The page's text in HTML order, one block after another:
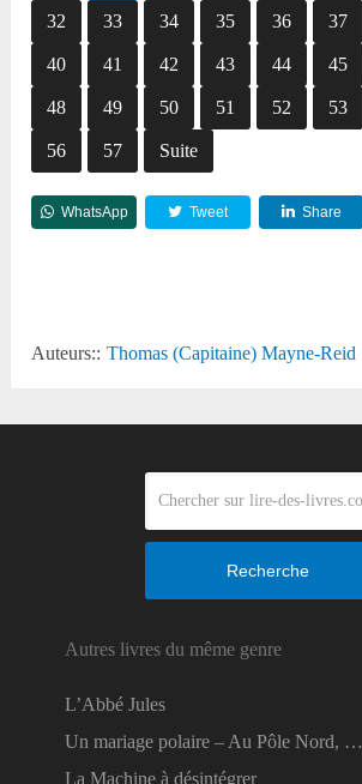
32 33 34 35 36 37
40 41 42 43 44 45
48 49 50 51 52 53
56 57 Suite
WhatsApp Tweet Share
Auteurs:: Thomas (Capitaine) Mayne-Reid
Recherche
Autres livres du même genre
L’Abbé Jules
Un mariage polaire – Au Pôle Nord, …
La Machine à désintégrer